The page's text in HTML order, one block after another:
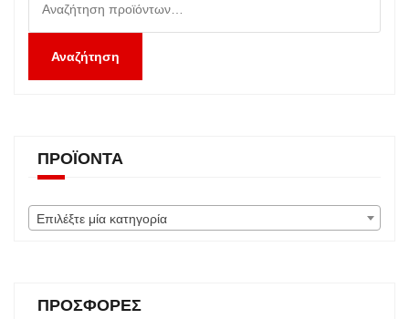
για:
Αναζήτηση
ΠΡΟΪΌΝΤΑ
Επιλέξτε μία κατηγορία
ΠΡΟΣΦΟΡΈΣ